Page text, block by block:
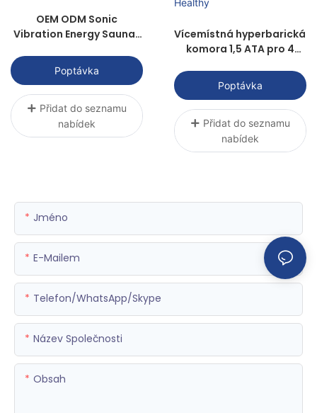
OEM ODM Sonic
Vibration Energy Saunas
Poptávka
Přidat do seznamu
nabídek
Vícemístná hyperbarická
komora 1,5 ATA pro 4
Sunwith Healthy
Poptávka
Přidat do seznamu
nabídek
Jméno
E-Mailem
Telefon/WhatsApp/Skype
Název Společnosti
Obsah